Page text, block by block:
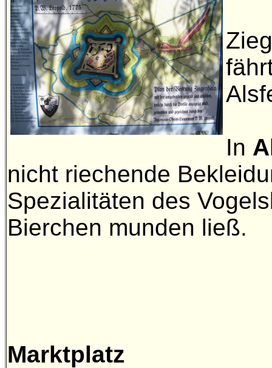
In
nicht riechende
Spezialitäten des
Bierchen munden ließ.
Marktplatz